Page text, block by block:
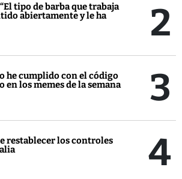
tipo de barba que trabaja
abiertamente y le ha
2
he cumplido con el código
en los memes de la semana
3
restablecer los controles
4